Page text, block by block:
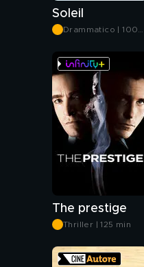
Soleil
Drammatico | 100
The prestige
Thriller | 125 min